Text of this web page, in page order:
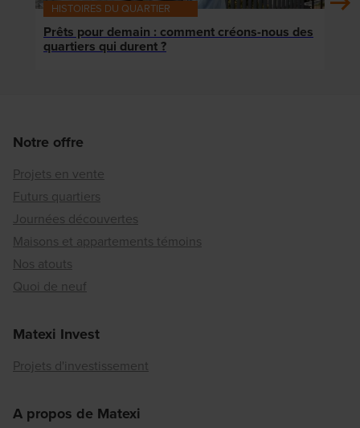
HISTOIRES DU QUARTIER
Prêts pour demain : comment créons-nous des
quartiers qui durent ?
Notre offre
Projets en vente
Futurs quartiers
Journées découvertes
Maisons et appartements témoins
Nos atouts
Quoi de neuf
Matexi Invest
Projets d'investissement
A propos de Matexi